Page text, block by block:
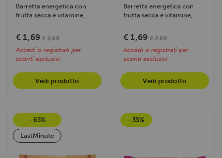
Barretta energetica con
frutta secca e vitamine,
Fornisce...
€ 1,69 € 2,60
Accedi o registrati per
sconti esclusivi
Vedi prodotto
Barretta energetica con
frutta secca e vitamine,
Gusto...
€ 1,69 € 2,60
Accedi o registrati per
sconti esclusivi
Vedi prodotto
- 65%
LastMinute
- 35%